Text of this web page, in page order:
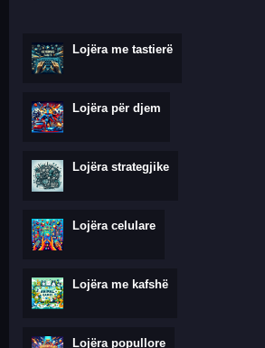
Lojëra me tastierë
Lojëra për djem
Lojëra strategjike
Lojëra celulare
Lojëra me kafshë
Lojëra popullore